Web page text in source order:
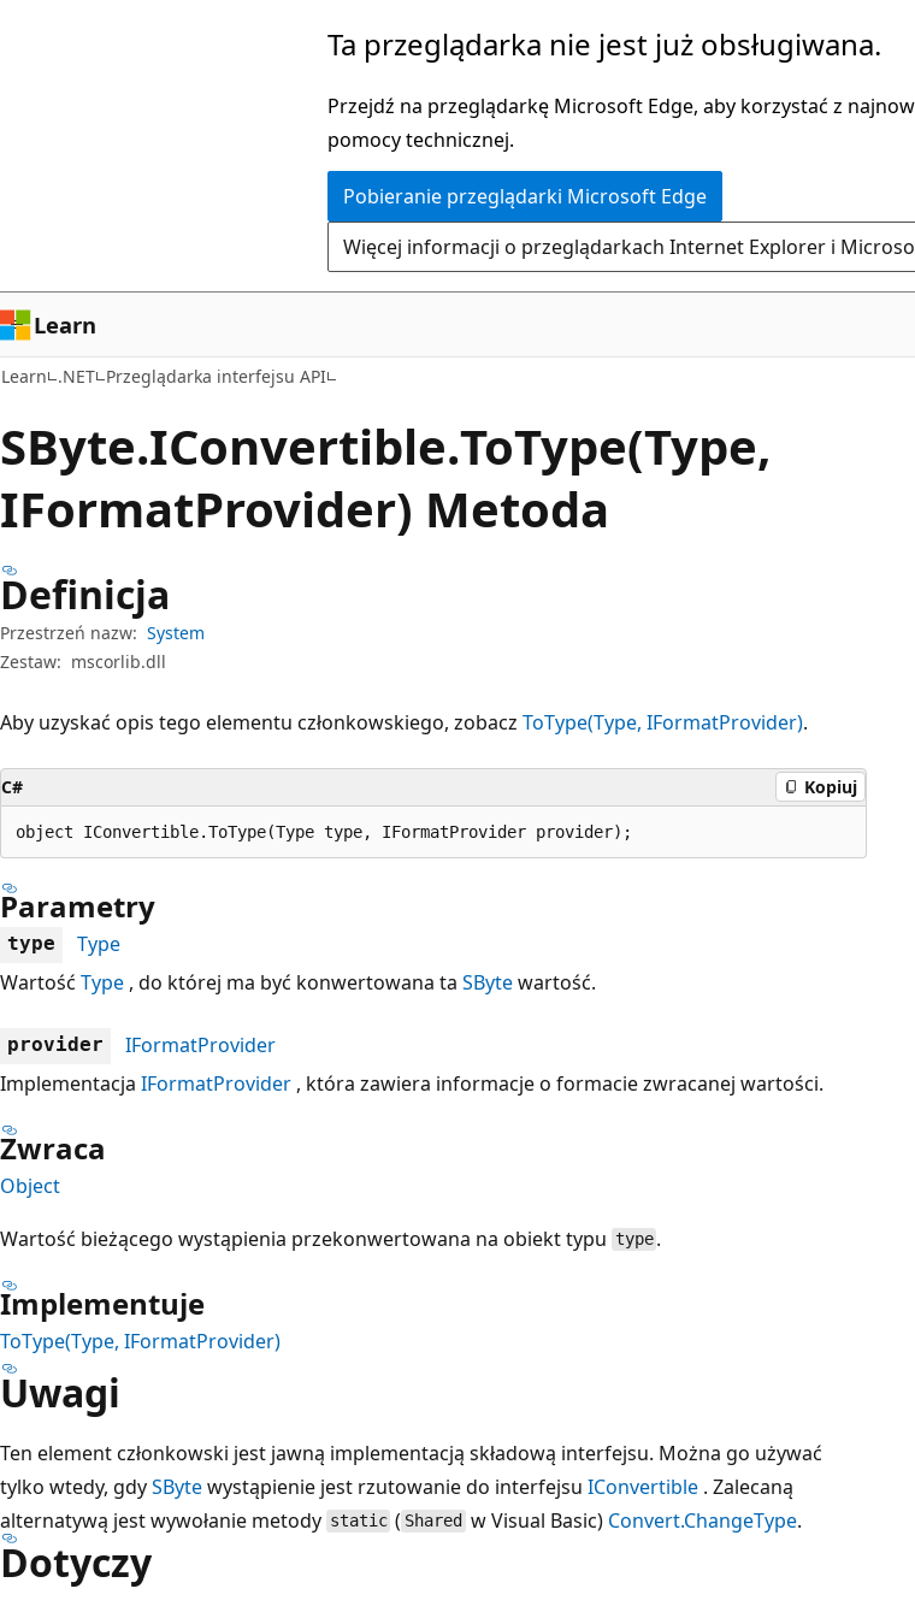
Ta przeglądarka nie jest już obsługiwana.
Przejdź na przeglądarkę Microsoft Edge, aby korzystać z
pomocy technicznej.
Pobieranie przeglądarki Microsoft Edge
Więcej informacji o przeglądarkach Internet Explorer i
Learn
Learn .NET Przeglądarka interfejsu API
SByte.IConvertible.ToType(Type,
IFormatProvider) Metoda
Definicja
Przestrzeń nazw: System
Zestaw: mscorlib.dll
Aby uzyskać opis tego elementu członkowskiego, zobacz ToType(Type, IFormatProvider).
C# Kopiuj
object IConvertible.ToType(Type type, IFormatProvider provider);
Parametry
type
Type
Wartość Type , do której ma być konwertowana ta SBytewartość.
provider
IFormatProvider
Implementacja IFormatProvider , która zawiera informacje o formacie zwracanej wartości.
Zwraca
Object
Wartość bieżącego wystąpienia przekonwertowana na obiekt typu type .
Implementuje
ToType(Type, IFormatProvider)
Uwagi
Ten element członkowski jest jawną implementacją składową interfejsu. Można go używać
tylko wtedy, gdySBytewystąpienie jest rzutowanie do interfejsu IConvertible . Zalecaną
alternatywą jest wywołanie metody static ( Shared w Visual Basic) Convert.ChangeType.
Dotyczy